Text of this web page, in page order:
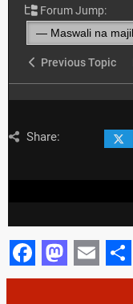
Forum Jump:
Previous Topic
Share:
Facebook